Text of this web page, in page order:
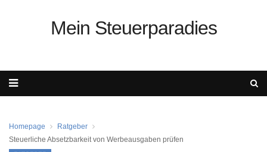
Mein Steuerparadies
Homepage
Ratgeber
Steuerliche Absetzbarkeit von Werbeausgaben prüfen